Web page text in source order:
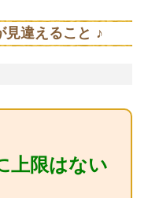
見違えること ♪
上限はない